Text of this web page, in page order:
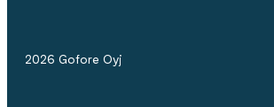
2026 Gofore Oyj